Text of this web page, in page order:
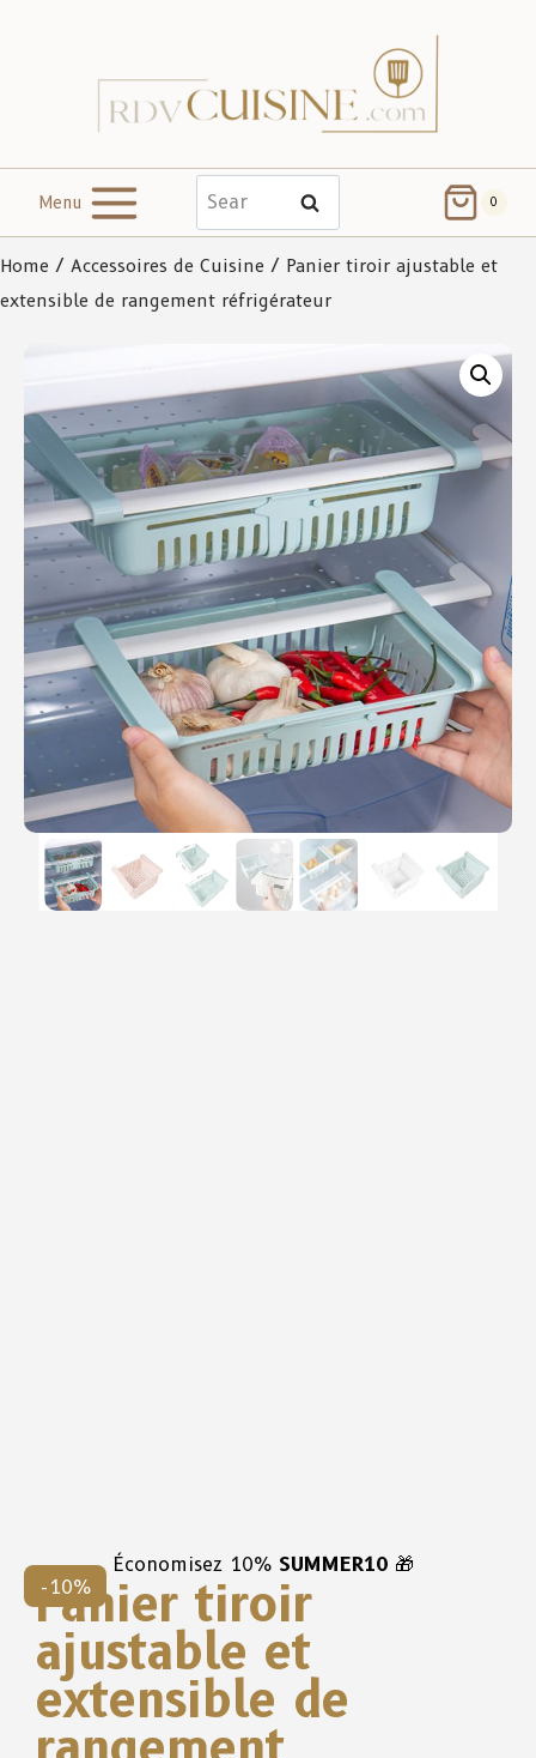
Menu Search 0
Home / Accessoires de Cuisine / Panier tiroir ajustable et
extensible de rangement réfrigérateur
-10%
Économisez 10% SUMMER10 🎁
Panier tiroir
ajustable et
extensible de